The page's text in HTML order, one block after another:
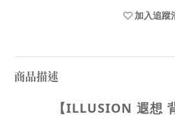
加入追蹤
商品描述
【ILLUSION 遐想